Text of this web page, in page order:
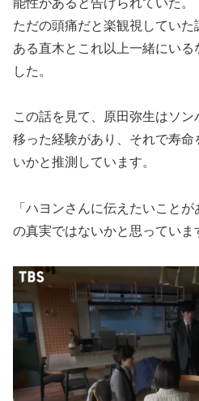
ただの頭痛だと楽観視してい
ある直木とこれ以上一緒にいる
した。
この話を見て、原田弥生はソン
移った経験があり、それで寿
いかと推測しています。
「ハヨンさんに伝えたいこと
の真実ではないかと思っていま